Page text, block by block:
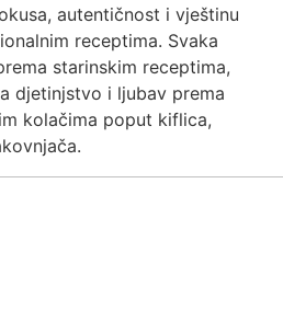
autentičnost i vještinu
receptima. Svaka
starinskim receptima,
djetinjstvo i ljubav prema
kolačima poput kiflica,